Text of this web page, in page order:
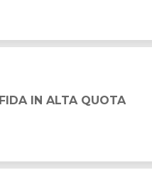
IN ALTA QUOTA